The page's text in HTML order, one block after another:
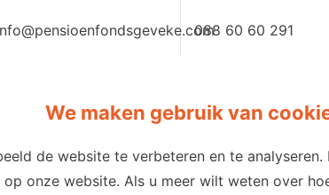
088 60 60 291
We maken gebruik van
de website te verbeteren en te
onze website. Als u meer wilt weten over